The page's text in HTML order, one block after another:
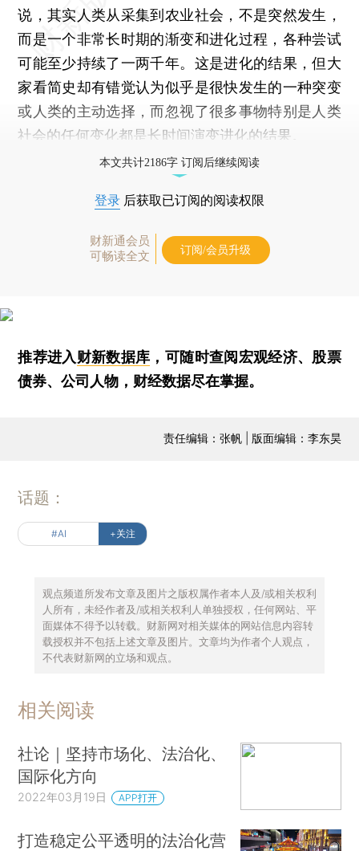
说，其实人类从采集到农业社会，不是突然发生，
而是一个非常长时期的渐变和进化过程，各种尝试
可能至少持续了一两千年。这是进化的结果，但大
家看简史却有错觉认为似乎是很快发生的一种突变
或人类的主动选择，而忽视了很多事物特别是人类
社会的任何变化都是长时间演变进化的结果。
本文共计2186字 订阅后继续阅读
登录 后获取已订阅的阅读权限
财新通会员
可畅读全文
订阅/会员升级
推荐进入财新数据库 ，可随时查阅宏观经济、股票
债券、公司人物，财经数据尽在掌握。
责任编辑：张帆 | 版面编辑：李东昊
话题：
#AI +关注
观点频道所发布文章及图片之版权属作者本人及/或相关权利
人所有，未经作者及/或相关权利人单独授权，任何网站、平
面媒体不得予以转载。财新网对相关媒体的网站信息内容转
载授权并不包括上述文章及图片。文章均为作者个人观点，
不代表财新网的立场和观点。
相关阅读
社论｜坚持市场化、法治化、
国际化方向
2022年03月19日 APP打开
打造稳定公平透明的法治化营